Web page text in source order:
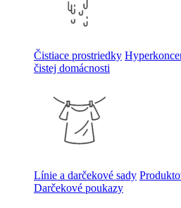
Čistiace prostriedky
čistej domácnosti
Línie a darčekové sady
Darčekové poukazy